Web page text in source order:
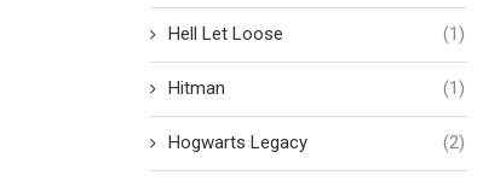
Hell Let Loose (1)
Hitman (1)
Hogwarts Legacy (2)